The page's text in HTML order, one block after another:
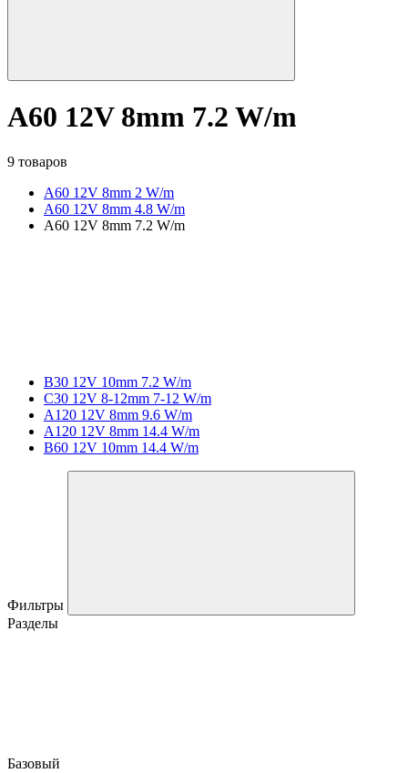
A60 12V 8mm 7.2 W/m
9 товаров
A60 12V 8mm 2 W/m
A60 12V 8mm 4.8 W/m
A60 12V 8mm 7.2 W/m
B30 12V 10mm 7.2 W/m
C30 12V 8-12mm 7-12 W/m
A120 12V 8mm 9.6 W/m
A120 12V 8mm 14.4 W/m
B60 12V 10mm 14.4 W/m
Фильтры
Разделы
Базовый